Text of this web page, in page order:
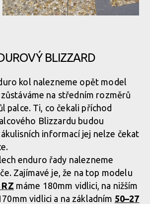
Rock Machine 2020 - nové barvy a DVO
odpružení
Rock Machine 2020 - nové barvy a DVO
odpružení
Rock Machine 2020 - nové barvy a DVO
odpružení
BLIZZARD
kol nalezneme opět model
na středním rozměrů
palce. Ti, co čekali příchod
Blizzardu budou
informací jej nelze čekat
enduro řady nalezneme
Zajímavé je, že na top modelu
máme 180mm vidlici, na nižším
vidlici a na základním 50–27